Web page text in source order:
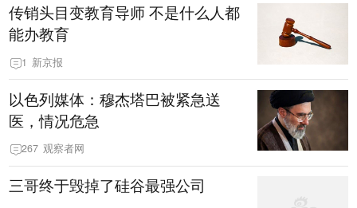
传销头目变教育导师 不是什么人都
能办教育
1 新京报
以色列媒体：穆杰塔巴被紧急送
医，情况危急
267 观察者网
三哥终于毁掉了硅谷最强公司